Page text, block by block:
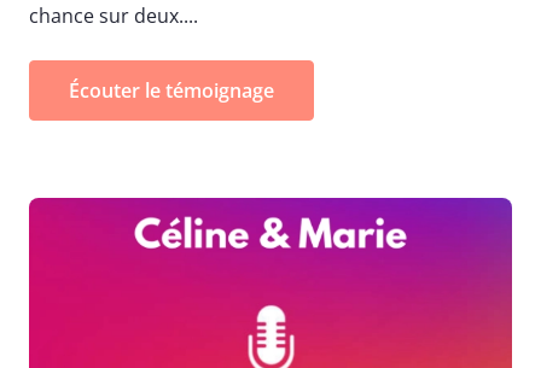
chance sur deux....
Écouter le témoignage